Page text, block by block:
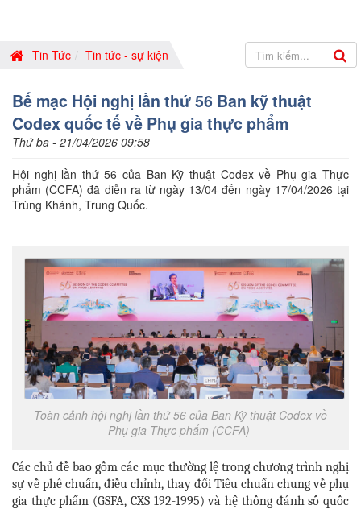
Tin Tức Tin tức - sự kiện
Bế mạc Hội nghị lần thứ 56 Ban kỹ thuật
Codex quốc tế về Phụ gia thực phẩm
Thứ ba - 21/04/2026 09:58
Hội nghị lần thứ 56 của Ban Kỹ thuật Codex về Phụ gia Thực
phẩm (CCFA) đã diễn ra từ ngày 13/04 đến ngày 17/04/2026 tại
Trùng Khánh, Trung Quốc.
Toàn cảnh hội nghị lần thứ 56 của Ban Kỹ thuật Codex về
Phụ gia Thực phẩm (CCFA)
Các chủ đề bao gồm các mục thường lệ trong chương trình nghị
sự về phê chuẩn, điều chỉnh, thay đổi Tiêu chuẩn chung về phụ
gia thực phẩm (GSFA, CXS 192-1995) và hệ thống đánh số quốc